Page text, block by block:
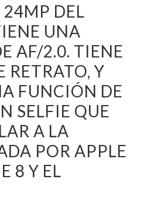
24MP DEL
UNA
AF/2.0. TIENE
RETRATO, Y
FUNCIÓN DE
SELFIE QUE
A LA
POR APPLE
8 Y EL